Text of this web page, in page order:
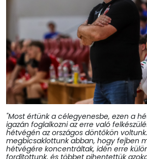
"Most értünk a célegyenesbe, ezen a
igazán foglalkozni az erre való
hétvégén az országos döntőkön
megbicsaklottunk abban, hogy fejben
hétvégére koncentráltak, idén erre
fordítottunk, és többet pihentettük